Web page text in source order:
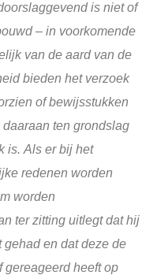
is niet of
– in voorkomende
van de aard van de
bieden het verzoek
of bewijsstukken
ten grondslag
is. Als er bij het
redenen worden
worden
ter zitting uitlegt dat hij
gehad en dat deze de
gereageerd heeft op